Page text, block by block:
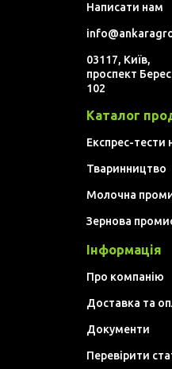
Написати нам
03117, Київ,
проспект
102
Каталог
Експрес-тести
Тваринництво
Молочна
Зернова
Інформація
Про компанію
Доставка та
Документи
Перевірити